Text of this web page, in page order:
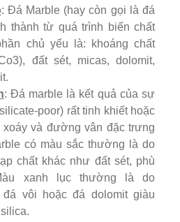
: Đá Marble (hay còn gọi là đá
thành từ quá trình biến chất
chủ yếu là: khoáng chất
đất sét, micas, dolomit,
: Đá marble là kết quả của sự
poor) rất tinh khiết hoặc
xoáy và đường vân đặc trưng
có màu sắc thường là do
chất khác như đất sét, phù
xanh lục thường là do
vôi hoặc đá dolomit giàu